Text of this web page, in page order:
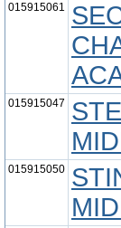
015915061
015915047
015915050